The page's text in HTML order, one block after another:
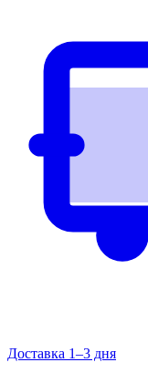
Доставка 1–3 дня